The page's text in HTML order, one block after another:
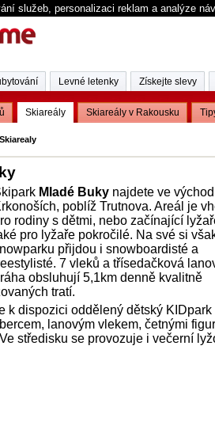
služeb, personalizaci reklam a analýze
Skiarealy
Mladé Buky najdete ve
poblíž Trutnova. Areál je
rodiny s dětmi, nebo začínající
pro lyžaře pokročilé. Na své si
přijdou i snowboardisté a
7 vleků a třísedačková
obsluhují 5,1km denně kvalitně
tratí.
k dispozici oddělený dětský KIDpark
lanovým vlekem, četnými
středisku se provozuje i večerní
Levné letenky Získejte slevy
Skiareály Skiareály v Rakousku